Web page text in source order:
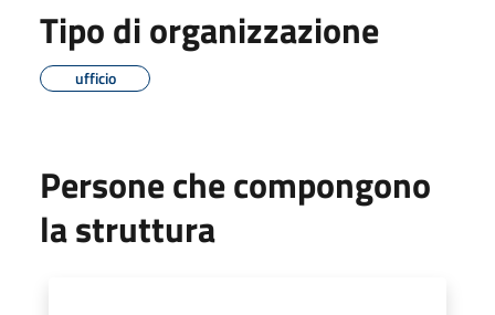
Tipo di organizzazione
ufficio
Persone che compongono
la struttura